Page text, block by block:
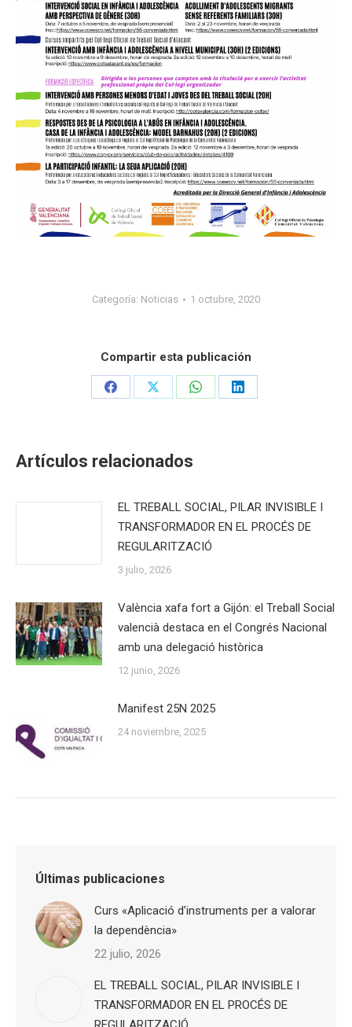
Categoría: Noticias 1 octubre, 2020
Compartir esta publicación
Share
Share
Share
Share
Artículos relacionados
EL TREBALL SOCIAL, PILAR INVISIBLE I
TRANSFORMADOR EN EL PROCÉS DE
REGULARITZACIÓ
3 julio, 2026
València xafa fort a Gijón: el Treball Social
valencià destaca en el Congrés Nacional
amb una delegació històrica
12 junio, 2026
Manifest 25N 2025
24 noviembre, 2025
Últimas publicaciones
Curs «Aplicació d’instruments per a valorar
la dependència»
22 julio, 2026
EL TREBALL SOCIAL, PILAR INVISIBLE I
TRANSFORMADOR EN EL PROCÉS DE